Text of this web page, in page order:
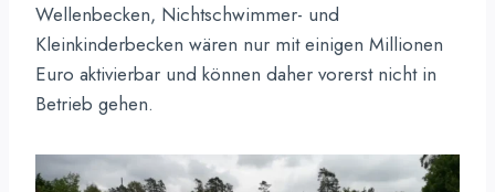
Wellenbecken, Nichtschwimmer- und
Kleinkinderbecken wären nur mit einigen Millionen
Euro aktivierbar und können daher vorerst nicht in
Betrieb gehen.